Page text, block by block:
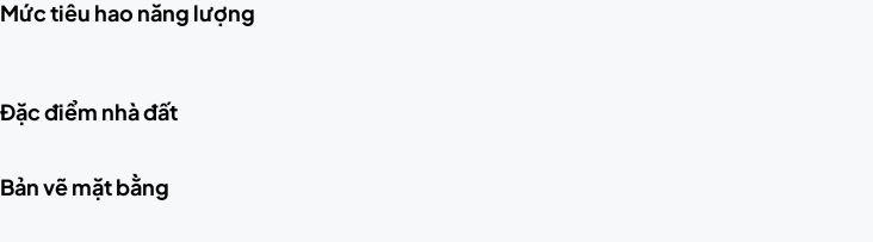
Mức tiêu hao năng lượng
Đặc điểm nhà đất
Bản vẽ mặt bằng